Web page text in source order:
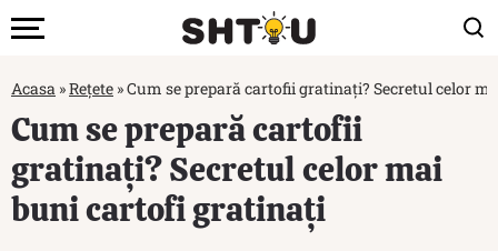
Acasa »Rețete »Cum se prepară cartofii gratinați? Secretul celor
Cum se prepară cartofii
gratinați? Secretul celor mai
buni cartofi gratinați